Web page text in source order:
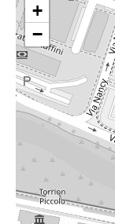
+
−